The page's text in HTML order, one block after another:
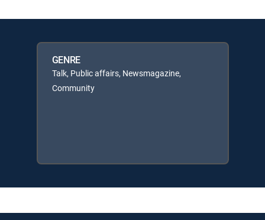
GENRE
Talk, Public affairs, Newsmagazine,
Community